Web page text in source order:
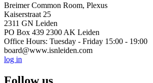
Breimer Common Room, Plexus
Kaiserstraat 25
2311 GN Leiden
PO Box 439 2300 AK Leiden
Office Hours: Tuesday - Friday 15:00 - 19:00
board@www.isnleiden.com
log in
Follow us